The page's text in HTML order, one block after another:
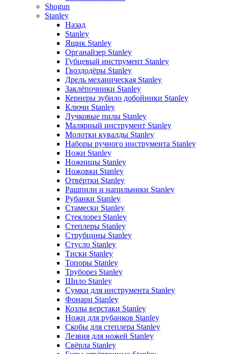
Shogun
Stanley
Назад
Stanley
Ящик Stanley
Органайзер Stanley
Губцевый инструмент Stanley
Гвоздодёры Stanley
Дрель механическая Stanley
Заклёпочники Stanley
Кернеры зубило добойники Stanley
Ключи Stanley
Лучковые пилы Stanley
Малярный инструмент Stanley
Молотки кувалды Stanley
Наборы ручного инструмента Stanley
Ножи Stanley
Ножницы Stanley
Ножовки Stanley
Отвёртки Stanley
Рашпили и напильники Stanley
Рубанки Stanley
Стамески Stanley
Стеклорез Stanley
Степлеры Stanley
Струбцины Stanley
Стусло Stanley
Тиски Stanley
Топоры Stanley
Труборез Stanley
Шило Stanley
Сумки для инструмента Stanley
Фонари Stanley
Козлы верстаки Stanley
Ножи для рубанков Stanley
Скобы для степлера Stanley
Лезвия для ножей Stanley
Свёрла Stanley